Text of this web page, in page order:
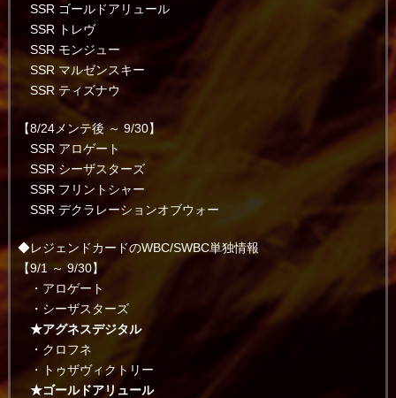
SSR ゴールドアリュール
SSR トレヴ
SSR モンジュー
SSR マルゼンスキー
SSR ティズナウ
【8/24メンテ後 ～ 9/30】
SSR アロゲート
SSR シーザスターズ
SSR フリントシャー
SSR デクラレーションオブウォー
◆レジェンドカードのWBC/SWBC単独情報
【9/1 ～ 9/30】
・アロゲート
・シーザスターズ
★アグネスデジタル
・クロフネ
・トゥザヴィクトリー
★ゴールドアリュール